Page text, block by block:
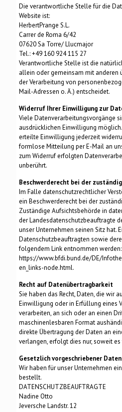
Die verantwortliche Stelle für die
Website ist:
HerbertPrange S.L.
Carrer de Roma 6/42
07620 Sa Torre/ Llucmajor
Tel.: +49 160 924 115 27
Verantwortliche Stelle ist die
allein oder gemeinsam mit anderen
der Verarbeitung von
Mail-Adressen o. Ä.) entscheidet.
Widerruf Ihrer Einwilligung zur
Viele Datenverarbeitungsvorgänge
ausdrücklichen Einwilligung
erteilte Einwilligung jederzeit
formlose Mitteilung per E-Mail an
zum Widerruf erfolgten
unberührt.
Beschwerderecht bei der
Im Falle datenschutzrechtlicher
ein Beschwerderecht bei der
Zuständige Aufsichtsbehörde in
der Landesdatenschutzbeauftragte
unser Unternehmen seinen Sitz hat.
Datenschutzbeauftragten sowie
folgendem Link entnommen werden:
https://www.bfdi.bund.de/DE/
en_links-node.html.
Recht auf Datenübertragbarkeit
Sie haben das Recht, Daten, die wir
Einwilligung oder in Erfüllung eines
verarbeiten, an sich oder an einen
maschinenlesbaren Format
direkte Übertragung der Daten an
verlangen, erfolgt dies nur, soweit
Gesetzlich vorgeschriebener
Wir haben für unser Unternehmen
bestellt.
DATENSCHUTZBEAUFTRAGTE
Nadine Otto
Jeversche Landstr. 12